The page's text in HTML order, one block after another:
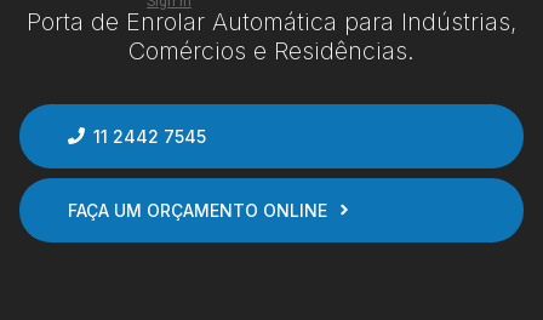
Porta de Enrolar Automática para Indústrias,
Comércios e Residências.
11 2442 7545
FAÇA UM ORÇAMENTO ONLINE